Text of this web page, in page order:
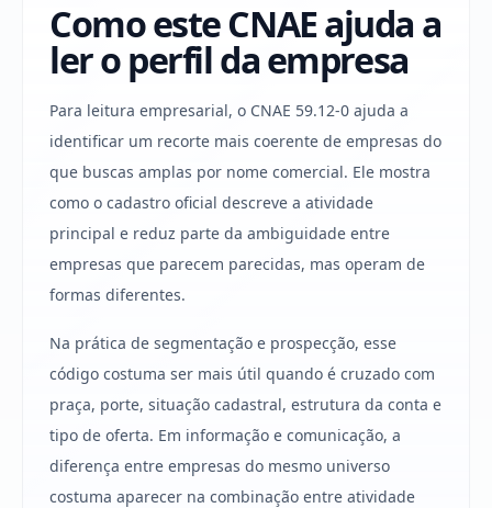
Como este CNAE ajuda a
ler o perfil da empresa
Para leitura empresarial, o CNAE 59.12-0 ajuda a
identificar um recorte mais coerente de empresas do
que buscas amplas por nome comercial. Ele mostra
como o cadastro oficial descreve a atividade
principal e reduz parte da ambiguidade entre
empresas que parecem parecidas, mas operam de
formas diferentes.
Na prática de segmentação e prospecção, esse
código costuma ser mais útil quando é cruzado com
praça, porte, situação cadastral, estrutura da conta e
tipo de oferta. Em informação e comunicação, a
diferença entre empresas do mesmo universo
costuma aparecer na combinação entre atividade